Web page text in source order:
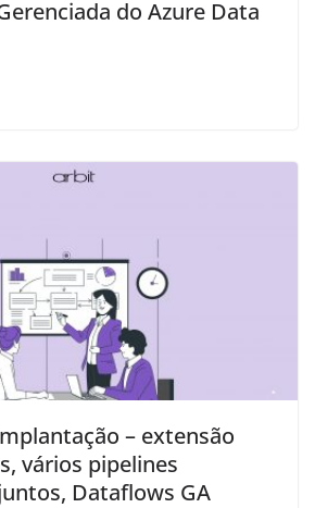
do Azure Data
– extensão
vários pipelines
Dataflows GA